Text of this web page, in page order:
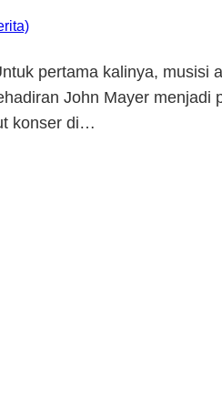
pertama kalinya, musisi
John Mayer menjadi
konser di…